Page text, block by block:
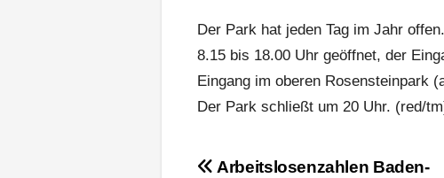
Der Park hat jeden Tag im Jahr
8.15 bis 18.00 Uhr geöffnet, der
Eingang im oberen Rosensteinpark
Der Park schließt um 20 Uhr. (red/
Beitragsnavigation
Arbeitslosenzahlen Baden-